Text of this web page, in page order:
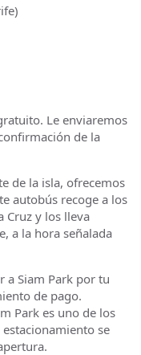
Le enviaremos
de la
de la isla, ofrecemos
autobús recoge a los
Cruz y los lleva
a la hora señalada
a Siam Park por tu
de pago.
Park es uno de los
se